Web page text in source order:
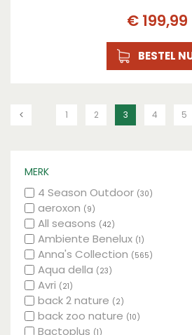
€ 199,99
BESTEL
1 2 3 4 5
MERK
4 Season Outdoor (30)
aeroxon (9)
All seasons (42)
Ambiente Benelux (1)
Anna's Collection (565)
Aqua della (23)
Avri (21)
back 2 nature (2)
back zoo nature (10)
Bactoplus (1)